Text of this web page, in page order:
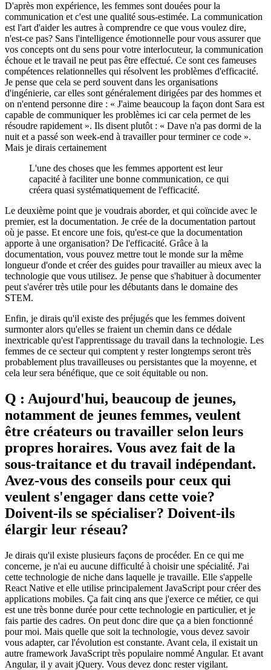
D'après mon expérience, les femmes sont douées pour la
communication et c'est une qualité sous-estimée. La communication
est l'art d'aider les autres à comprendre ce que vous voulez dire,
n'est-ce pas? Sans l'intelligence émotionnelle pour vous assurer que
vos concepts ont du sens pour votre interlocuteur, la communication
échoue et le travail ne peut pas être effectué. Ce sont ces fameuses
compétences relationnelles qui résolvent les problèmes d'efficacité.
Je pense que cela se perd souvent dans les organisations
d'ingénierie, car elles sont généralement dirigées par des hommes et
on n'entend personne dire : « J'aime beaucoup la façon dont Sara est
capable de communiquer les problèmes ici car cela permet de les
résoudre rapidement ». Ils disent plutôt : « Dave n'a pas dormi de la
nuit et a passé son week-end à travailler pour terminer ce code ».
Mais je dirais certainement
L'une des choses que les femmes apportent est leur
capacité à faciliter une bonne communication, ce qui
créera quasi systématiquement de l'efficacité.
Le deuxième point que je voudrais aborder, et qui coïncide avec le
premier, est la documentation. Je crée de la documentation partout
où je passe. Et encore une fois, qu'est-ce que la documentation
apporte à une organisation? De l'efficacité. Grâce à la
documentation, vous pouvez mettre tout le monde sur la même
longueur d'onde et créer des guides pour travailler au mieux avec la
technologie que vous utilisez. Je pense que s'habituer à documenter
peut s'avérer très utile pour les débutants dans le domaine des
STEM.
Enfin, je dirais qu'il existe des préjugés que les femmes doivent
surmonter alors qu'elles se fraient un chemin dans ce dédale
inextricable qu'est l'apprentissage du travail dans la technologie. Les
femmes de ce secteur qui comptent y rester longtemps seront très
probablement plus travailleuses ou persistantes que la moyenne, et
cela leur sera bénéfique, que ce soit équitable ou non.
Q : Aujourd'hui, beaucoup de jeunes,
notamment de jeunes femmes, veulent
être créateurs ou travailler selon leurs
propres horaires. Vous avez fait de la
sous-traitance et du travail indépendant.
Avez-vous des conseils pour ceux qui
veulent s'engager dans cette voie?
Doivent-ils se spécialiser? Doivent-ils
élargir leur réseau?
Je dirais qu'il existe plusieurs façons de procéder. En ce qui me
concerne, je n'ai eu aucune difficulté à choisir une spécialité. J'ai
cette technologie de niche dans laquelle je travaille. Elle s'appelle
React Native et elle utilise principalement JavaScript pour créer des
applications mobiles. Ça fait cinq ans que j'exerce ce métier, ce qui
est une très bonne durée pour cette technologie en particulier, et je
fais partie des cadres. On peut donc dire que ça a bien fonctionné
pour moi. Mais quelle que soit la technologie, vous devez savoir
vous adapter, car l'évolution est constante. Avant cela, il existait un
autre framework JavaScript très populaire nommé Angular. Et avant
Angular, il y avait jQuery. Vous devez donc rester vigilant.